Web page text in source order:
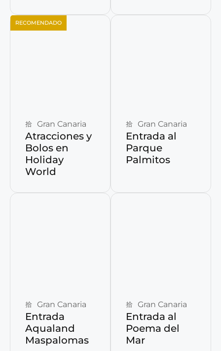
RECOMENDADO
Gran Canaria
Atracciones y
Bolos en
Holiday
World
Gran Canaria
Entrada al
Parque
Palmitos
Gran Canaria
Entrada
Aqualand
Maspalomas
Gran Canaria
Entrada al
Poema del
Mar